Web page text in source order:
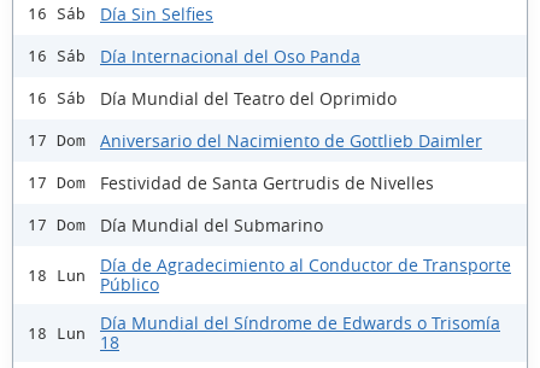
16 Sáb Día Sin Selfies
16 Sáb Día Internacional del Oso Panda
16 Sáb Día Mundial del Teatro del Oprimido
17 Dom Aniversario del Nacimiento de Gottlieb Daimler
17 Dom Festividad de Santa Gertrudis de Nivelles
17 Dom Día Mundial del Submarino
18 Lun
Día de Agradecimiento al Conductor de Transporte
Público
18 Lun
Día Mundial del Síndrome de Edwards o Trisomía
18